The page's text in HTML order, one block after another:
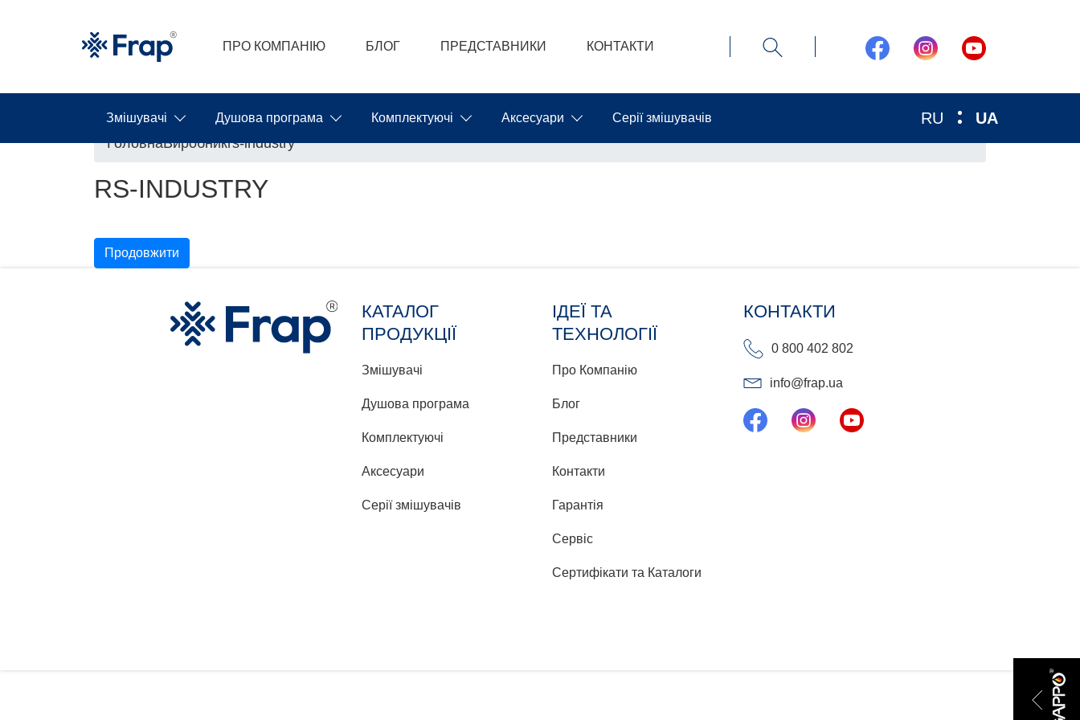
ПРО КОМПАНІЮ БЛОГ ПРЕДСТАВНИКИ КОНТАКТИ
RU UA
Змішувачі Душова програма Комплектуючі Аксесуари Серії змішувачів
ГоловнаВиробникrs-industry
RS-INDUSTRY
Продовжити
КАТАЛОГ
ПРОДУКЦІЇ
Змішувачі
Душова програма
Комплектуючі
Аксесуари
Серії змішувачів
ІДЕЇ ТА
ТЕХНОЛОГІЇ
Про Компанію
Блог
Представники
Контакти
Гарантія
Сервіс
Сертифікати та Каталоги
КОНТАКТИ
0 800 402 802
info@frap.ua